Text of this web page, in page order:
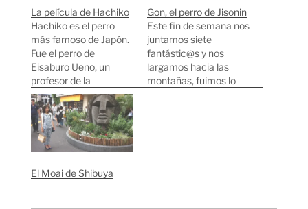
La película de Hachiko
Hachiko es el perro
más famoso de Japón.
Fue el perro de
Eisaburo Ueno, un
profesor de la
universidad de Tokyo.
Hachiko iba todos los
días a esperar a Ueno
al terminar la sesión de
trabajo. Incluso
de Ueno en 1925,
Gon, el perro de Jisonin
Este fin de semana nos
juntamos siete
fantástic@s y nos
largamos hacia las
montañas, fuimos lo
El Moai de Shibuya